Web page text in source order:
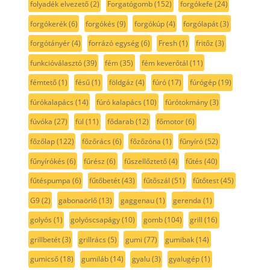
folyadék elvezető(2) Forgatógomb(152) forgókefe (24)
forgókerék(6) forgókés (9) forgókúp(4) forgólapát(3)
forgótányér(4) forrázó egység(6) Fresh(1) fritőz (3)
funkcióválasztó(39) fém(35) fém keverőtál (11)
fémtető(1) fésű(1) földgáz (4) fúró(17) fúrógép(19)
fúrókalapács (14) fúró kalapács (10) fúrótokmány(3)
fúvóka (27) fül (11) fődarab(12) főmotor(6)
főzőlap(122) főzőrács (6) főzőzóna (1) fűnyíró(52)
fűnyírókés (6) fűrész (6) fűszellőztető(4) fűtés (40)
fűtéspumpa (6) fűtőbetét(43) fűtőszál (51) fűtőtest(45)
G9(2) gabonaörlő(13) gaggenau(1) gerenda (1)
golyós (1) golyóscsapágy(10) gomb(104) grill (16)
grillbetét(3) grillrács (5) gumi (77) gumibak(14)
gumicső(18) gumiláb(14) gyalu(3) gyalugép(1)